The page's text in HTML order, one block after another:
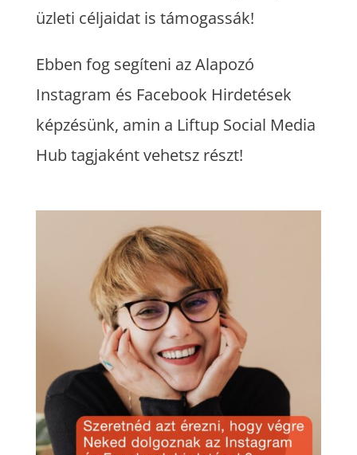
üzleti céljaidat is támogassák!
Ebben fog segíteni az Alapozó
Instagram és Facebook Hirdetések
képzésünk, amin a Liftup Social Media
Hub tagjaként vehetsz részt!